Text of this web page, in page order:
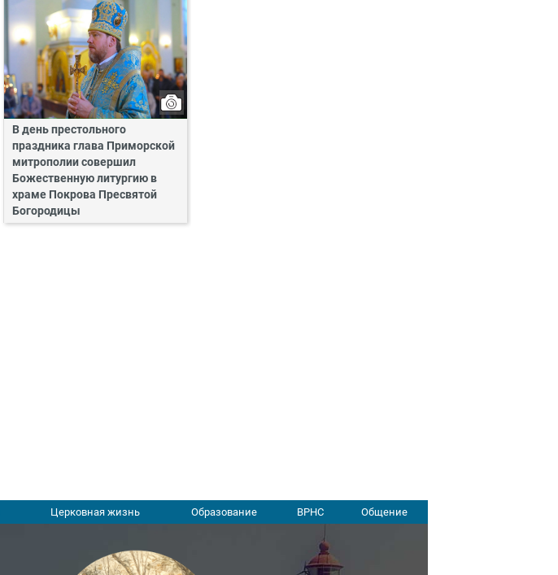
В день престольного
праздника глава Приморской
митрополии совершил
Божественную литургию в
храме Покрова Пресвятой
Богородицы
Церковная жизнь Образование ВРНС Общение